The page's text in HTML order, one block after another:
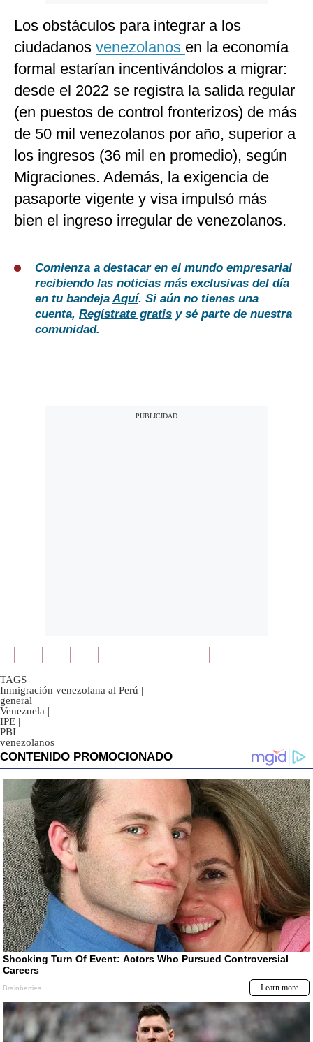
Los obstáculos para integrar a los
ciudadanos venezolanos en la economía
formal estarían incentivándolos a migrar:
desde el 2022 se registra la salida regular
(en puestos de control fronterizos) de más
de 50 mil venezolanos por año, superior a
los ingresos (36 mil en promedio), según
Migraciones. Además, la exigencia de
pasaporte vigente y visa impulsó más
bien el ingreso irregular de venezolanos.
Comienza a destacar en el mundo empresarial
recibiendo las noticias más exclusivas del día
en tu bandejaAquí. Si aún no tienes una
cuenta, Regístrate gratis y sé parte de nuestra
comunidad.
TAGS
Inmigración venezolana al Perú |
general |
Venezuela |
IPE |
PBI |
venezolanos